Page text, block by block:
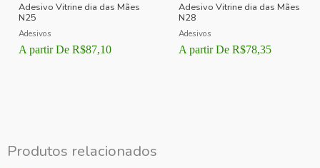
Adesivo Vitrine dia das Mães
N25
Adesivos
A partir De R$87,10
Adesivo Vitrine dia das Mães
N28
Adesivos
A partir De R$78,35
Produtos relacionados